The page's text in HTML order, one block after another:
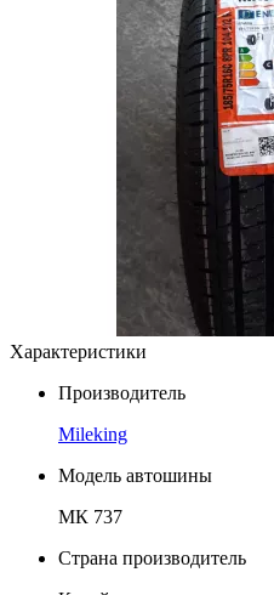
Характеристики
Производитель
Mileking
Модель автошины
МК 737
Страна производитель